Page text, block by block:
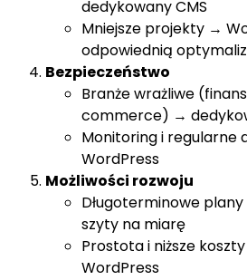
dedykowany CMS
Mniejsze projekty →
odpowiednią
Bezpieczeństwo
Branże wrażliwe
commerce) →
Monitoring i regularne
WordPress
Możliwości rozwoju
Długoterminowe
szyty na miarę
Prostota i niższe
WordPress